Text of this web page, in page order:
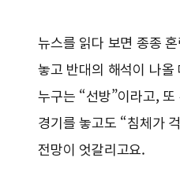
뉴스를 읽다 보면 종종
놓고 반대의 해석이 나올
누구는 “선방”이라고,
경기를 놓고도 “침체가
전망이 엇갈리고요.